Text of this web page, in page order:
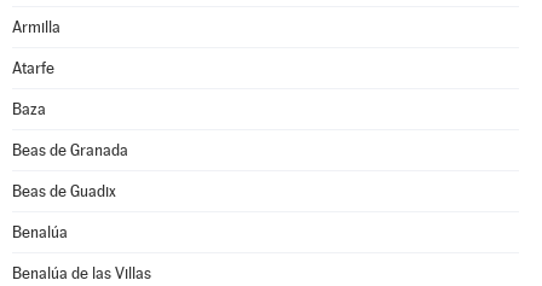
Armilla
Atarfe
Baza
Beas de Granada
Beas de Guadix
Benalúa
Benalúa de las Villas